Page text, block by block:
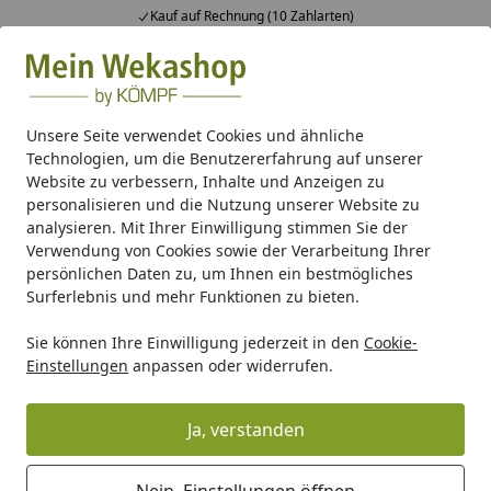
Unsere Seite verwendet Cookies und ähnliche
Technologien, um die Benutzererfahrung auf unserer
Website zu verbessern, Inhalte und Anzeigen zu
personalisieren und die Nutzung unserer Website zu
analysieren. Mit Ihrer Einwilligung stimmen Sie der
Verwendung von Cookies sowie der Verarbeitung Ihrer
persönlichen Daten zu, um Ihnen ein bestmögliches
Surferlebnis und mehr Funktionen zu bieten.
Sie können Ihre Einwilligung jederzeit in den Cookie-
Einstellungen anpassen oder widerrufen.
Ja, verstanden
Kauf auf Rechnung (10 Zahlarten)
Alle Produkte
Mein Konto
Suchen
Startseite
OSMO Flächenstreicher in verschiedenen Breiten
OSMO Flächenstreicher in
verschiedenen Breiten
(1 Bewertung)